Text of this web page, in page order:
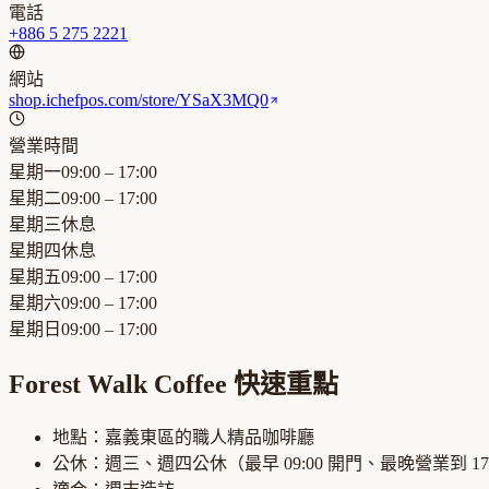
電話
+886 5 275 2221
網站
shop.ichefpos.com/store/YSaX3MQ0
營業時間
星期一09:00 – 17:00
星期二09:00 – 17:00
星期三休息
星期四休息
星期五09:00 – 17:00
星期六09:00 – 17:00
星期日 09:00 – 17:00
Forest Walk Coffee 快速重點
地點： 嘉義東區的職人精品咖啡廳
公休： 週三、週四公休 （最早 09:00 開門、最晚營業到